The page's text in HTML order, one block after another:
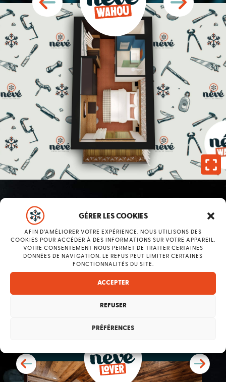
GÉRER LES COOKIES
AFIN D’AMÉLIORER VOTRE EXPÉRIENCE, NOUS UTILISONS DES
COOKIES POUR ACCÉDER À DES INFORMATIONS SUR VOTRE APPAREIL.
VOTRE CONSENTEMENT NOUS PERMET DE TRAITER CERTAINES
DONNÉES DE NAVIGATION. LE REFUS PEUT LIMITER CERTAINES
FONCTIONNALITÉS DU SITE.
ACCEPTER
REFUSER
PRÉFÉRENCES
Faites votre choix
NOS CHAMBRES
2 PERSONNES